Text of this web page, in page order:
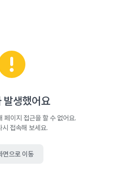
발생했어요
페이지 접근을 할 수 없어요.
시 접속해 보세요.
면으로 이동